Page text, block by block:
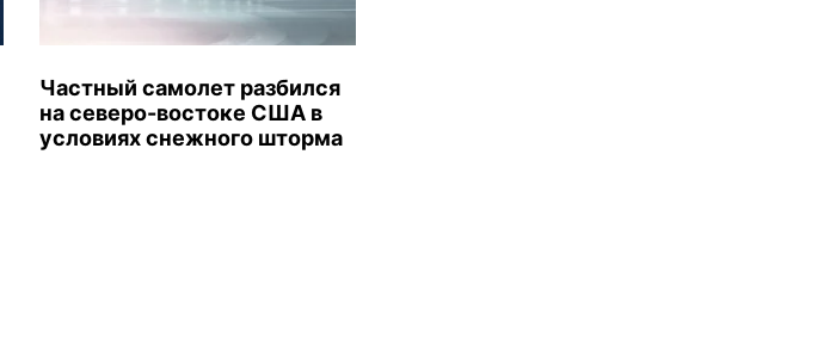
Частный самолет разбился
на северо-востоке США в
условиях снежного шторма